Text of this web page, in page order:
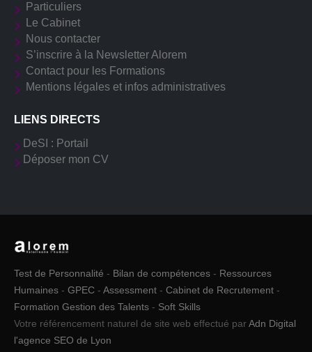
Particuliers
Le Cabinet
Nous contacter
S’inscrire à la Newsletter Alorem
Contact pour les Formations
Mentions légales et infos administratives
LIENS DIRECTS
DeSI : Portail
Déposer mon CV
Test de Personnalité - Bilan de compétences - Ressources
Humaines - GPEC - Assessment - Cabinet de Recrutement -
Formation Gestion des Talents - Soft Skills
Votre référencement naturel de site web effectué parAdn Digital
l'agence SEO de Lyon